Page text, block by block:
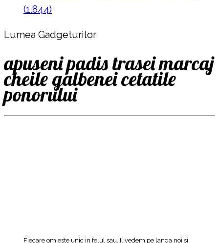
(1.844)
Lumea Gadgeturilor
apuseni padis trasei marcaj
cheile galbenei cetatile
ponorului
Fiecare om este unic in felul sau. Il vedem pe langa noi si